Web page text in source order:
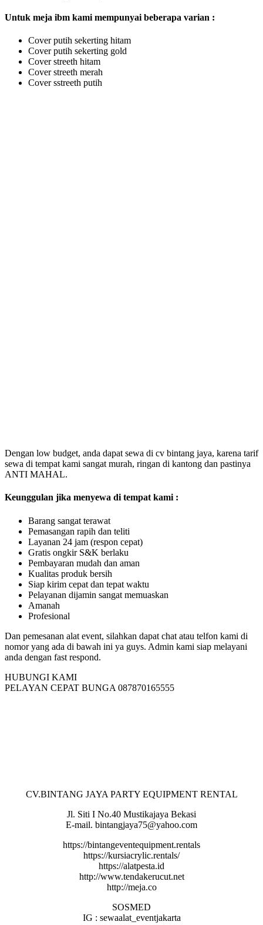
Untuk meja ibm kami mempunyai beberapa varian :
Cover putih sekerting hitam
Cover putih sekerting gold
Cover streeth hitam
Cover streeth merah
Cover sstreeth putih
Dengan low budget, anda dapat sewa di cv bintang jaya, karena tarif
sewa di tempat kami sangat murah, ringan di kantong dan pastinya
ANTI MAHAL.
Keunggulan jika menyewa di tempat kami :
Barang sangat terawat
Pemasangan rapih dan teliti
Layanan 24 jam (respon cepat)
Gratis ongkir S&K berlaku
Pembayaran mudah dan aman
Kualitas produk bersih
Siap kirim cepat dan tepat waktu
Pelayanan dijamin sangat memuaskan
Amanah
Profesional
Dan pemesanan alat event, silahkan dapat chat atau telfon kami di
nomor yang ada di bawah ini ya guys. Admin kami siap melayani
anda dengan fast respond.
HUBUNGI KAMI
PELAYAN CEPAT BUNGA 087870165555
CV.BINTANG JAYA PARTY EQUIPMENT RENTAL
Jl. Siti I No.40 Mustikajaya Bekasi
E-mail. bintangjaya75@yahoo.com
https://bintangeventequipment.rentals
https://kursiacrylic.rentals/
https://alatpesta.id
http://www.tendakerucut.net
http://meja.co
SOSMED
IG : sewaalat_eventjakarta